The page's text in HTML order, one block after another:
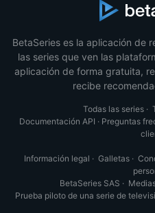
BetaSeries es la aplicación de
las series que ven las
aplicación de forma gratuita,
recibe
Todas las series·
Documentación API · Preguntas
Información legal · Galletas·
BetaSeries SAS ·
Prueba piloto de una serie de